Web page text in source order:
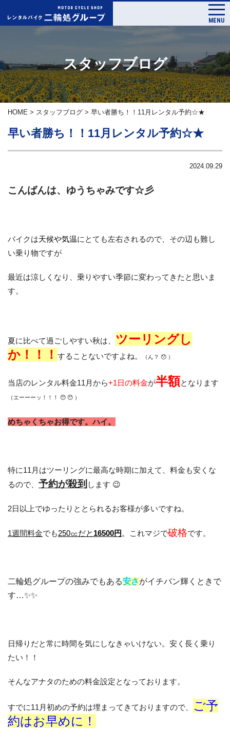
MENU
スタッフブログ
HOME > スタッフブログ > 早い者勝ち！！11月レンタル予約☆★
早い者勝ち！！11月レンタル予約☆★
2024.09.29
こんばんは、ゆうちゃみです☆彡
バイクは天候や気温にとても左右されるので、その辺も難し
い乗り物ですが
最近は涼しくなり、乗りやすい季節に変わってきたと思いま
す。
夏に比べて過ごしやすい秋は、 ツーリングし
か！！！ することないですよね。 （ん？ 😯 ）
当店のレンタル料金11月から+1日の料金が半額となります
（エーーーッ！！！ 😯 😯 ）
めちゃくちゃお得です。ハイ。
特に11月はツーリングに最高な時期に加えて、料金も安くな
るので、 予約が殺到 します 😉
2日以上でゆったりととられるお客様が多いですね。
1週間料金でも250㏄だと 16500円 。 これマジで破格です。
二輪処グループの強みでもある安さがイチバン輝くときで
す…✨✨
日帰りだと常に時間を気にしなきゃいけない。安く長く乗り
たい！！
そんなアナタのための料金設定となっております。
すでに11月初めの予約は埋まってきておりますので、
ご予
約はお早めに！
お客様の声
スタッフブログ
プライバシーポリシー